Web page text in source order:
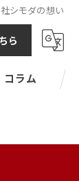
シモダの想い
ら
コラム